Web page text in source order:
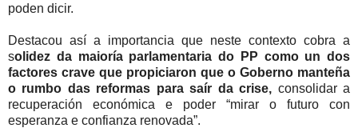
poden dicir.
Destacou así a importancia que neste contexto cobra a
solidez da maioría parlamentaria do PP como un dos
factores crave que propiciaron que o Goberno manteña
o rumbo das reformas para saír da crise, consolidar a
recuperación económica e poder “mirar o futuro con
esperanza e confianza renovada”.